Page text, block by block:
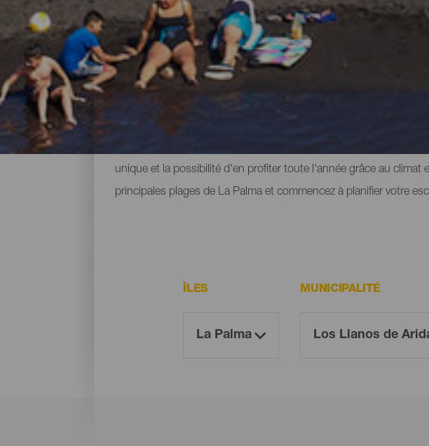
Toutes les plages de La Palma
réserve aussi des surprises sous forme de plages. Il y en a
unique et la possibilité d'en profiter toute l'année grâce au climat
principales plages de La Palma et commencez à planifier votre
ÎLES MUNICIPALITÉ